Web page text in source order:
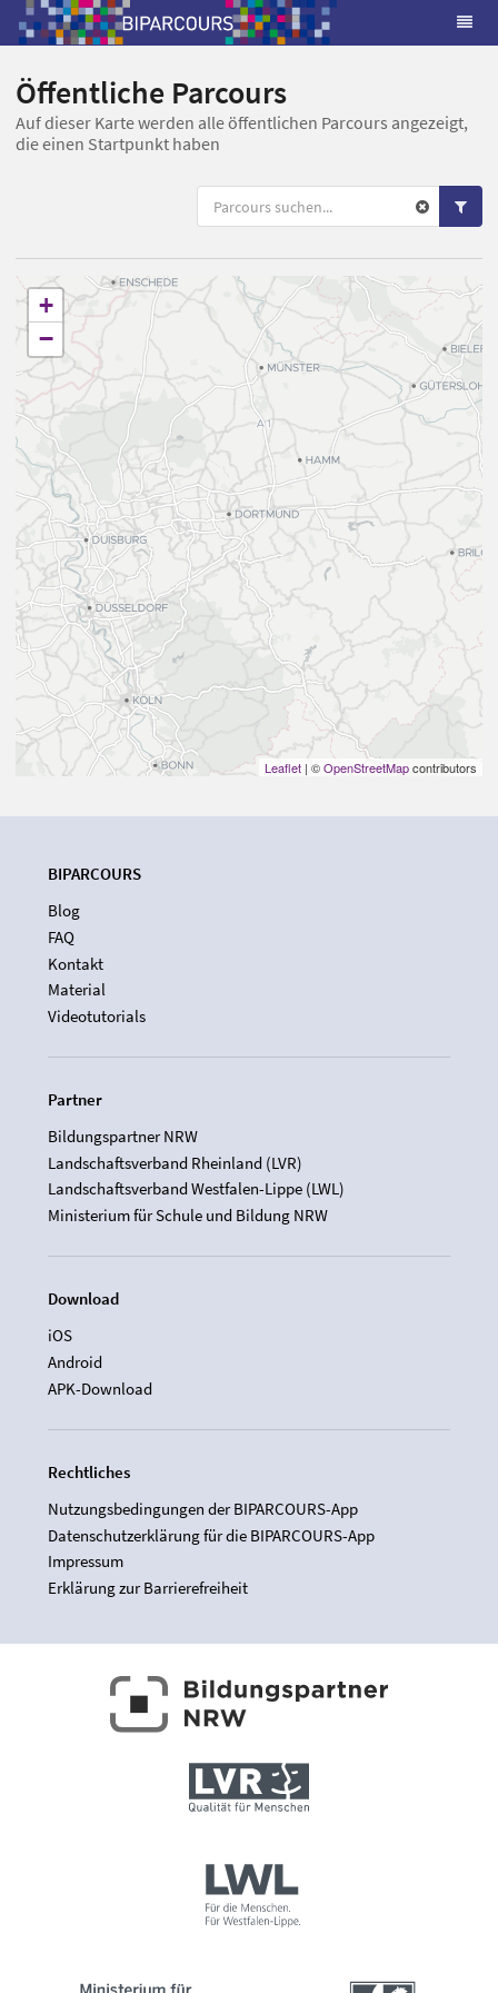
Öffentliche Parcours
Auf dieser Karte werden alle öffentlichen Parcours angezeigt,
die einen Startpunkt haben
+
−
Leaflet | ©OpenStreetMapcontributors
BIPARCOURS
Blog
FAQ
Kontakt
Material
Videotutorials
Partner
Bildungspartner NRW
Landschaftsverband Rheinland (LVR)
Landschaftsverband Westfalen-Lippe (LWL)
Ministerium für Schule und Bildung NRW
Download
iOS
Android
APK-Download
Rechtliches
Nutzungsbedingungen der BIPARCOURS-App
Datenschutzerklärung für die BIPARCOURS-App
Impressum
Erklärung zur Barrierefreiheit